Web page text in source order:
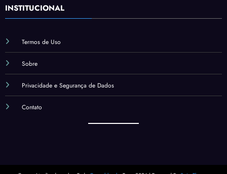
INSTITUCIONAL
Termos de Uso
Sobre
Privacidade e Segurança de Dados
Contato